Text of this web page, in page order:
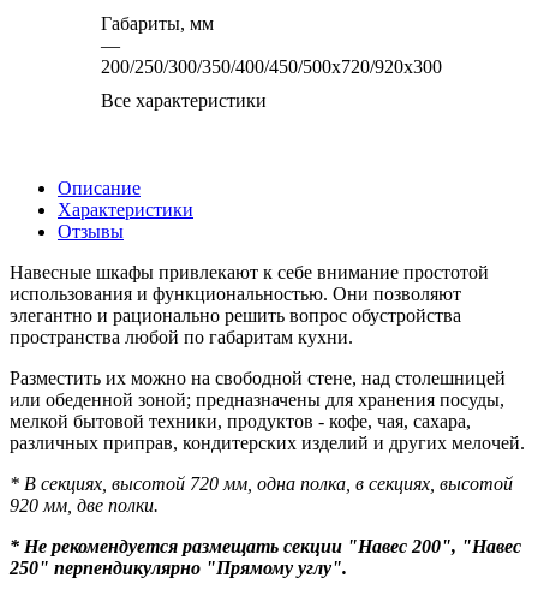
Габариты, мм
—
200/250/300/350/400/450/500х720/920х300
Все характеристики
Описание
Характеристики
Отзывы
Навесные шкафы привлекают к себе внимание простотой
использования и функциональностью. Они позволяют
элегантно и рационально решить вопрос обустройства
пространства любой по габаритам кухни.
Разместить их можно на свободной стене, над столешницей
или обеденной зоной; предназначены для хранения посуды,
мелкой бытовой техники, продуктов - кофе, чая, сахара,
различных приправ, кондитерских изделий и других мелочей.
* В секциях, высотой 720 мм, одна полка, в секциях, высотой
920 мм, две полки.
* Не рекомендуется размещать секции "Навес 200", "Навес
250" перпендикулярно "Прямому углу".